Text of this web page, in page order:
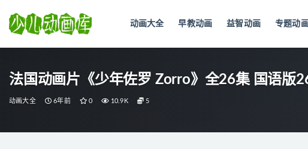
动画大全 早教动画 益智动画 专题动
法国动画片《少年佐罗 Zorro》全26集 国语
动画大全 6年前 0 10.9K 5